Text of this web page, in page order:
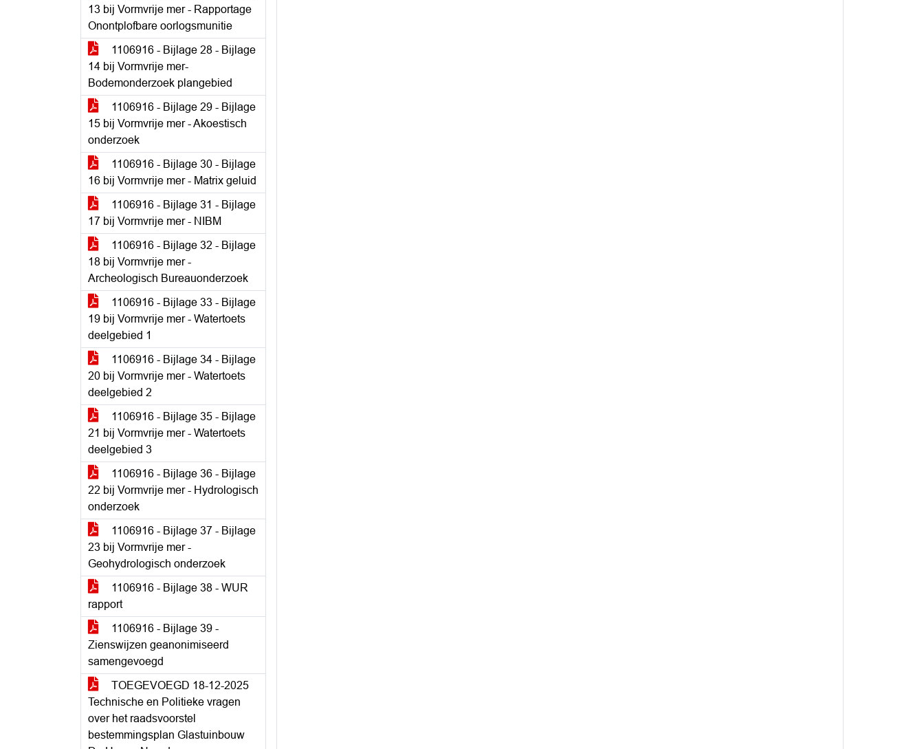
13 bij Vormvrije mer - Rapportage
Onontplofbare oorlogsmunitie
1106916 - Bijlage 28 - Bijlage
14 bij Vormvrije mer-
Bodemonderzoek plangebied
1106916 - Bijlage 29 - Bijlage
15 bij Vormvrije mer - Akoestisch
onderzoek
1106916 - Bijlage 30 - Bijlage
16 bij Vormvrije mer - Matrix geluid
1106916 - Bijlage 31 - Bijlage
17 bij Vormvrije mer - NIBM
1106916 - Bijlage 32 - Bijlage
18 bij Vormvrije mer -
Archeologisch Bureauonderzoek
1106916 - Bijlage 33 - Bijlage
19 bij Vormvrije mer - Watertoets
deelgebied 1
1106916 - Bijlage 34 - Bijlage
20 bij Vormvrije mer - Watertoets
deelgebied 2
1106916 - Bijlage 35 - Bijlage
21 bij Vormvrije mer - Watertoets
deelgebied 3
1106916 - Bijlage 36 - Bijlage
22 bij Vormvrije mer - Hydrologisch
onderzoek
1106916 - Bijlage 37 - Bijlage
23 bij Vormvrije mer -
Geohydrologisch onderzoek
1106916 - Bijlage 38 - WUR
rapport
1106916 - Bijlage 39 -
Zienswijzen geanonimiseerd
samengevoegd
TOEGEVOEGD 18-12-2025
Technische en Politieke vragen
over het raadsvoorstel
bestemmingsplan Glastuinbouw